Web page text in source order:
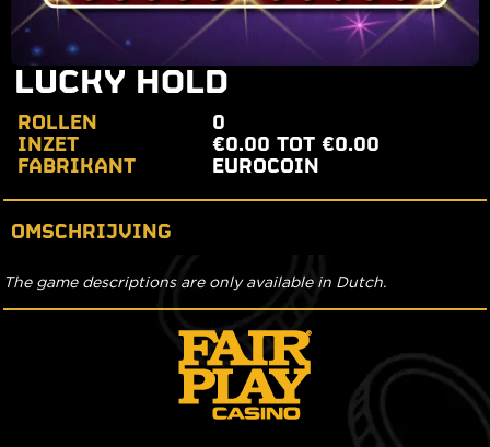
LUCKY HOLD
ROLLEN
INZET
FABRIKANT
0
€0.00 TOT €0.00
EUROCOIN
OMSCHRIJVING
The game descriptions are only available in Dutch.